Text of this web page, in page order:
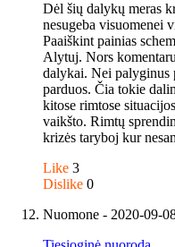
Dėl šių dalykų meras
nesugeba visuomenei
Paaiškint painias
Alytuj. Nors
dalykai. Nei palyginus
parduos. Čia tokie
kitose rimtose
vaikšto. Rimtų
krizės taryboj kur
Like 3
Dislike 0
Nuomone - 2020-09-